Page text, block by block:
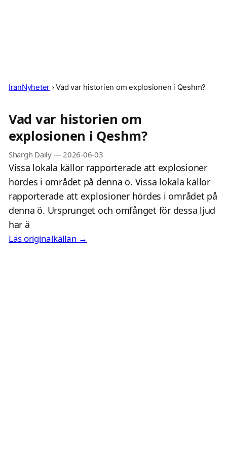
IranNyheter ›Vad var historien om explosionen i Qeshm?
Vad var historien om
explosionen i Qeshm?
Shargh Daily— 2026-06-03
Vissa lokala källor rapporterade att explosioner
hördes i området på denna ö. Vissa lokala källor
rapporterade att explosioner hördes i området på
denna ö. Ursprunget och omfånget för dessa ljud
har ä
Läs originalkällan →